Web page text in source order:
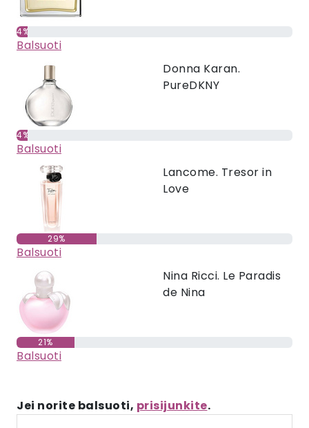
4%
Balsuoti
Donna Karan.
PureDKNY
4%
Balsuoti
Lancome. Tresor in
Love
29%
Balsuoti
Nina Ricci. Le Paradis
de Nina
21%
Balsuoti
Jei norite balsuoti, prisijunkite.